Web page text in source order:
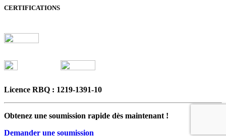
CERTIFICATIONS
Licence RBQ : 1219-1391-10
Obtenez une soumission rapide dès maintenant !
Demander une soumission